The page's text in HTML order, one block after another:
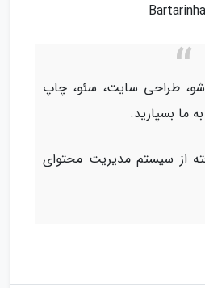
طراحی سایت، سئو، چاپ
ما بسپارید.
از سیستم مدیریت محتوای